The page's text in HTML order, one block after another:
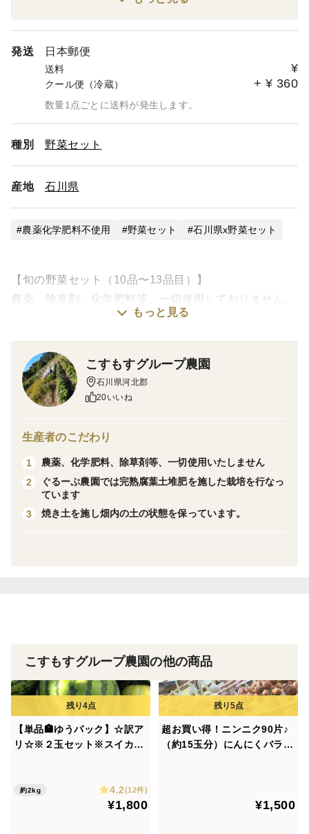
※片面赤紫蘇、再出品いたしました。
赤紫蘇ジュース作り等にぴったりの赤紫蘇です。
https://www.tabechoku.com/products/241313
たしました（※３〜４種セットに変更可能）
https://www.tabechoku.com/products/310119
◆ニンジン🥕のみ３キロはこちら
https://www.tabechoku.com/products/309778
◆ゴボウのみ６本分はこちら
そろそろ梅干しの季節になってきました。
昨年ご好評をいただきました赤紫蘇を出品いたしました。
る、とご好評をいただいております。
片面赤紫蘇の特徴は一般的な赤紫蘇や青紫蘇に比べて葉が
肉厚で1枚あたりの重量が重く香りが非常に強いです。梅
干し（特に紀州南高梅など）に漬けると赤く美しい発色を
も適しています。
https://www.tabechoku.com/products/244759
◆赤紫蘇（片面赤紫蘇）10本以上（約140g以上）
https://www.tabechoku.com/products/244761
◆赤紫蘇（片面赤紫蘇）15本以上（約200g以上）
https://www.tabechoku.com/products/247853
◆新商品☆スベリヒユ🌿30本以上🌿実は植物の中でトップ
クラスのオメガ３脂肪酸持つ野草🌿
https://www.tabechoku.com/products/308005
☆当農園の季節の野菜セット
当農園の小規模で作っている色々なお野菜を段ボールいっ
発送 日本郵便
送料 ¥
クール便（冷蔵） + ¥ 360
数量1点ごとに送料が発生します。
種別 野菜セット
産地 石川県
農薬化学肥料不使用 野菜セット 石川県x野菜セット
【旬の野菜セット（10品〜13品目）】
農薬、除草剤、化学肥料等、一切使用しておりません。
採れたて新鮮お野菜🌿🥕をゆうパック80サイズ🏣にてお
☆旬の野菜お試しセット（5〜7品目）☆ゆうパック60
https://www.tabechoku.com/products/239677
ごぼう
人参
三つ葉
菊芋の葉
青じそ
もっと見る
こすもすグループ農園
石川県河北郡
20いいね
生産者のこだわり
1
農薬、化学肥料、除草剤等、一切使用いたしません
2
ぐるーぷ農園では完熟腐葉土堆肥を施した栽培を行なっ
ています
3
焼き土を施し畑内の土の状態を保っています。
こすもすグループ農園の他の商品
【単品🏣ゆうパック】☆訳ア
リ☆※２玉セット※スイカ🍉
薬、除草剤、化学肥料不使用
約2kg 4.2(12件)
¥1,800
超お買い得！ニンニク90片♪
（約15玉分）にんにくバラ売
薬、除草剤、化学肥料不使用
¥1,500